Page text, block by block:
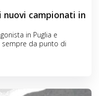
nuovi campionati in
in Puglia e
sempre da punto di